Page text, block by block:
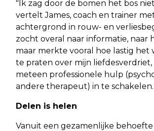
"Ik zag door de bomen het bos
vertelt James, coach en trainer
achtergrond in rouw- en
zocht overal naar informatie, naar
maar merkte vooral hoe lastig het
te praten over mijn
meteen professionele hulp
andere therapeut) in te
Delen is helen
Vanuit een gezamenlijke